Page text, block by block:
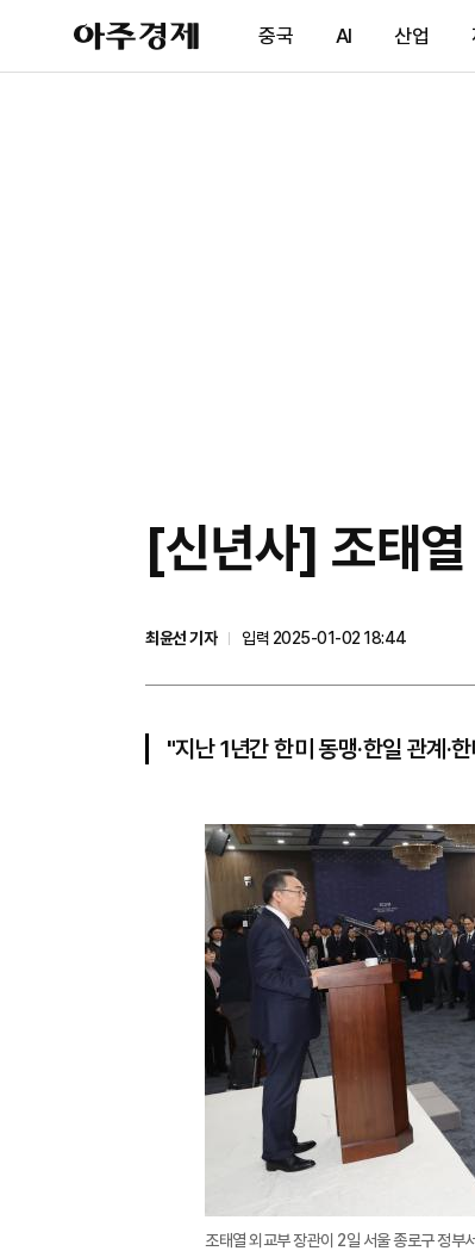
아
주
제
중국 AI 산업
[신년사] 조태
최윤선 기자
입력 2025-01-02 18:44
"지난 1년간 한미 동맹·한일 관계·
조태열 외교부 장관이 2일 서울 종로구 정부